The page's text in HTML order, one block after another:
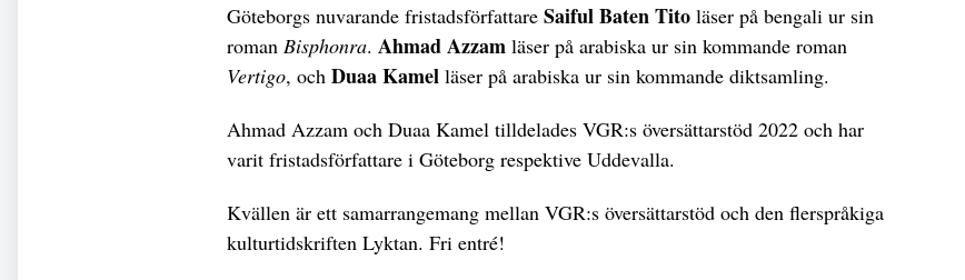
Göteborgs nuvarande fristadsförfattare Saiful BatenTito läser på bengali ur sin
roman Bisphonra. Ahmad Azzam läser på arabiska ur sin kommande roman
Vertigo, och Duaa Kamel läser på arabiska ur sin kommande diktsamling.
Ahmad Azzam och Duaa Kamel tilldelades VGR:s översättarstöd 2022 och har
varit fristadsförfattare i Göteborg respektive Uddevalla.
Kvällen är ett samarrangemang mellan VGR:s översättarstöd och den flerspråkiga
kulturtidskriften Lyktan. Fri entré!